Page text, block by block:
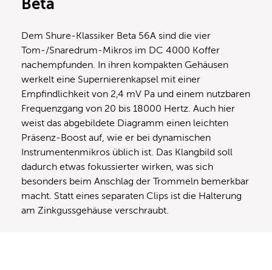
Beta
Dem Shure-Klassiker Beta 56A sind die vier
Tom-/Snaredrum-Mikros im DC 4000 Koffer
nachempfunden. In ihren kompakten Gehäusen
werkelt eine Supernierenkapsel mit einer
Empfindlichkeit von 2,4 mV Pa und einem nutzbaren
Frequenzgang von 20 bis 18000 Hertz. Auch hier
weist das abgebildete Diagramm einen leichten
Präsenz-Boost auf, wie er bei dynamischen
Instrumentenmikros üblich ist. Das Klangbild soll
dadurch etwas fokussierter wirken, was sich
besonders beim Anschlag der Trommeln bemerkbar
macht. Statt eines separaten Clips ist die Halterung
am Zinkgussgehäuse verschraubt.